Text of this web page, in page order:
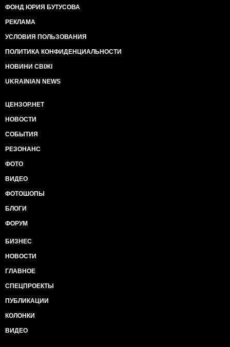
ФОНД ЮРИЯ БУТУСОВА
РЕКЛАМА
УСЛОВИЯ ПОЛЬЗОВАНИЯ
ПОЛИТИКА КОНФИДЕНЦИАЛЬНОСТИ
НОВИНИ СВІЖІ
UKRAINIAN NEWS
ЦЕНЗОР.НЕТ
НОВОСТИ
СОБЫТИЯ
РЕЗОНАНС
ФОТО
ВИДЕО
ФОТОШОПЫ
БЛОГИ
ФОРУМ
БИЗНЕС
НОВОСТИ
ГЛАВНОЕ
СПЕЦПРОЕКТЫ
ПУБЛИКАЦИИ
КОЛОНКИ
ВИДЕО